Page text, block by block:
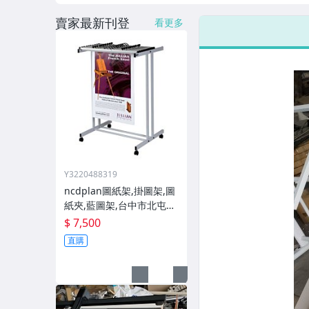
賣家最新刊登 看更多
Y3220488319
ncdplan圖紙架,掛圖架,圖
紙夾,藍圖架,台中市北屯區
和祥七街71號0922906328
$ 7,500
直購